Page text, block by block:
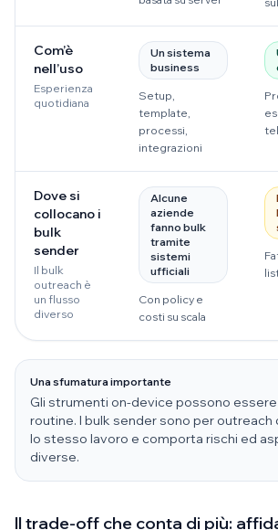
Com’è
nell’uso
Esperienza
quotidiana
Un sistema
business
Setup,
template,
processi,
integrazioni
Dove si
collocano i
bulk
sender
Il bulk
outreach è
un flusso
diverso
Alcune
aziende
fanno bulk
tramite
sistemi
ufficiali
Con policy e
costi su scala
Una sfumatura importante
Gli strumenti on-device possono
routine. I bulk sender sono per outreach
lo stesso lavoro e comporta rischi ed
diverse.
Il trade-off che conta di più: